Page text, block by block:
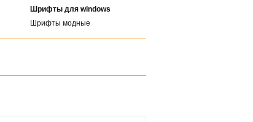
Шрифты для windows
Шрифты модные